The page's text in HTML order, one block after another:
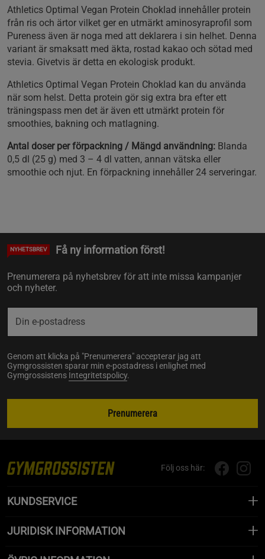
Athletics Optimal Vegan Protein Choklad innehåller protein
från ris och ärtor vilket ger en utmärkt aminosyraprofil som
Pureness även är noga med att deklarera i sin helhet. Denna
variant är smaksatt med äkta, rostad kakao och sötad med
stevia. Givetvis är detta en ekologisk produkt.
Athletics Optimal Vegan Protein Choklad kan du använda
när som helst. Detta protein gör sig extra bra efter ett
träningspass men det är även ett utmärkt protein för
smoothies, bakning och matlagning.
Antal doser per förpackning / Mängd användning: Blanda
0,5 dl (25 g) med 3 – 4 dl vatten, annan vätska eller
smoothie och njut. En förpackning innehåller 24 serveringar.
NYHETSBREV Få ny information först!
Prenumerera på nyhetsbrev för att inte missa kampanjer
och nyheter.
Genom att klicka på "Prenumerera" accepterar jag att
Gymgrossisten sparar min e-postadress i enlighet med
Gymgrossistens Integritetspolicy.
Prenumerera
Följ oss här:
KUNDSERVICE
JURIDISK INFORMATION